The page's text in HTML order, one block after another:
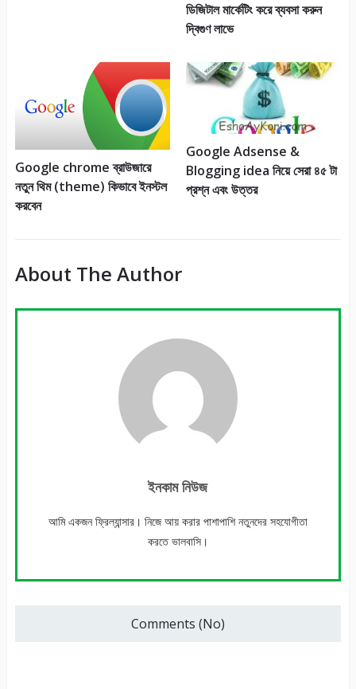
ডিজিটাল মার্কেটিং করে ব্যবসা করুন
দ্বিগুণ লাভে
Google chrome ব্রাউজারে
নতুন থিম (theme) কিভাবে ইনস্টল
করবেন
Google Adsense &
Blogging idea নিয়ে সেরা ৪৫ টা
প্রশ্ন এবং উত্তর
About The Author
ইনকাম নিউজ
আমি একজন ফ্রিল্যান্সার। নিজে আয় করার পাশাপাশি নতুনদের সহযোগীতা
করতে ভালবাসি।
Comments (No)